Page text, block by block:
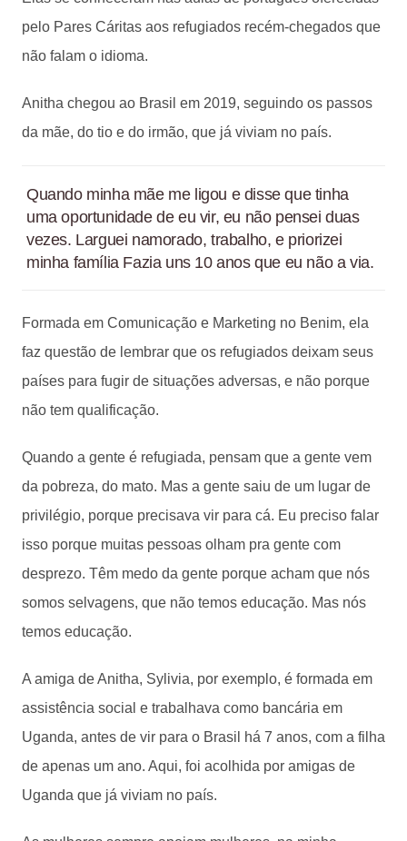
pelo Pares Cáritas aos refugiados recém-chegados que
não falam o idioma.
Anitha chegou ao Brasil em 2019, seguindo os passos
da mãe, do tio e do irmão, que já viviam no país.
Quando minha mãe me ligou e disse que tinha
uma oportunidade de eu vir, eu não pensei duas
vezes. Larguei namorado, trabalho, e priorizei
minha família Fazia uns 10 anos que eu não a via.
Formada em Comunicação e Marketing no Benim, ela
faz questão de lembrar que os refugiados deixam seus
países para fugir de situações adversas, e não porque
não tem qualificação.
Quando a gente é refugiada, pensam que a gente vem
da pobreza, do mato. Mas a gente saiu de um lugar de
privilégio, porque precisava vir para cá. Eu preciso falar
isso porque muitas pessoas olham pra gente com
desprezo. Têm medo da gente porque acham que nós
somos selvagens, que não temos educação. Mas nós
temos educação.
A amiga de Anitha, Sylivia, por exemplo, é formada em
assistência social e trabalhava como bancária em
Uganda, antes de vir para o Brasil há 7 anos, com a filha
de apenas um ano. Aqui, foi acolhida por amigas de
Uganda que já viviam no país.